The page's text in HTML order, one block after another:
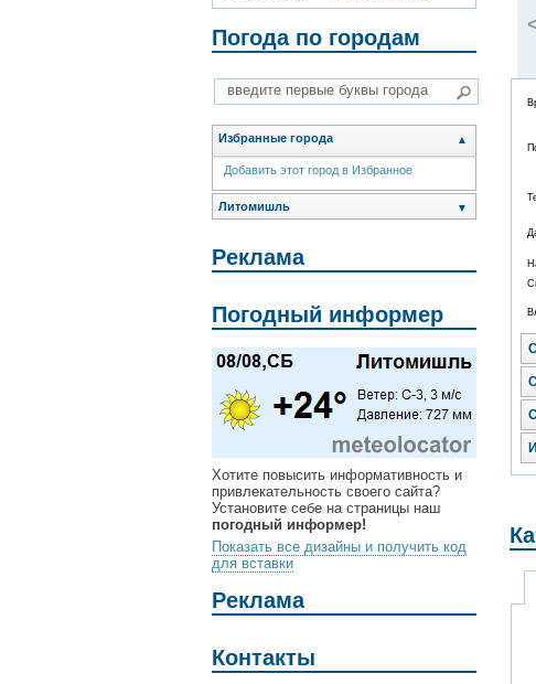
Погода по городам
Избранные города ▲
Добавить этот город в Избранное
Литомишль ▼
Реклама
Погодный информер
Хотите повысить информативность и
привлекательность своего сайта?
Установите себе на страницы наш
погодный информер!
Показать все дизайны и получить код
для вставки
Реклама
Контакты